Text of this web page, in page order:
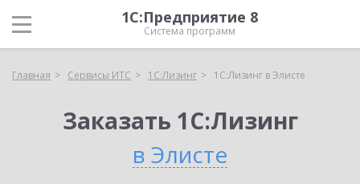
1С:Предприятие 8
Система программ
Главная Сервисы ИТС 1С:Лизинг 1С:Лизинг в Элисте
Заказать 1С:Лизинг
в Элисте